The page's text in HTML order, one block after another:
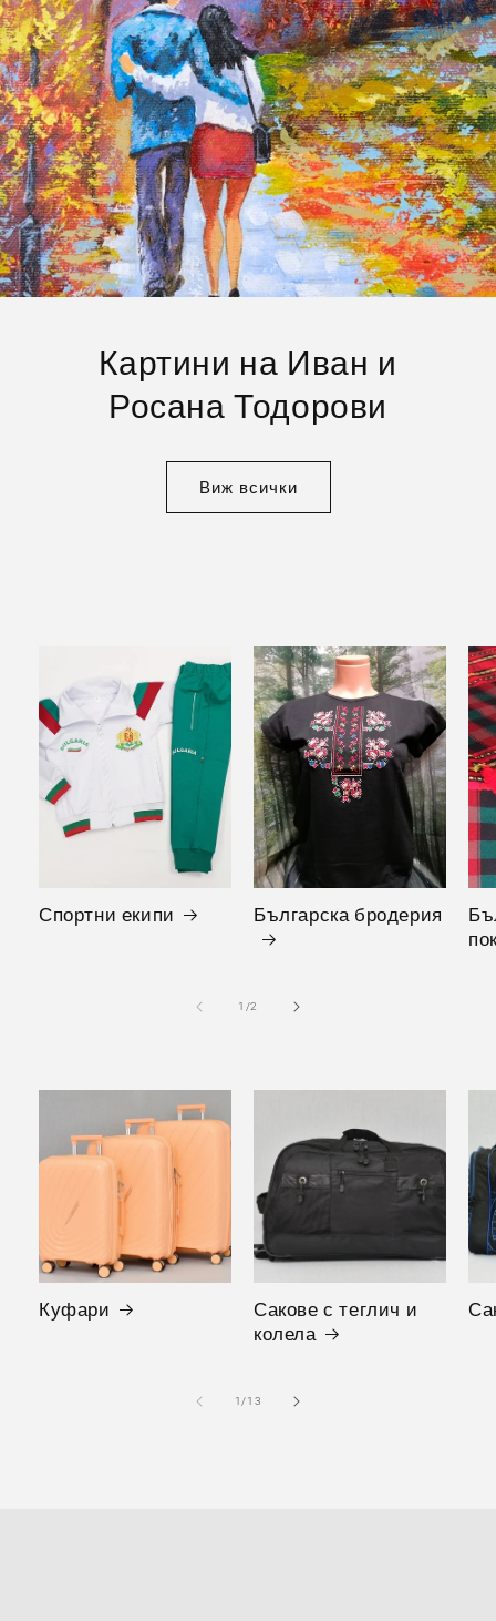
Картини на Иван и
Росана Тодорови
Виж всички
Спортни екипи Българска бродерия
1 /от
2
Куфари
Сакове с теглич и
колела
1 /от
13